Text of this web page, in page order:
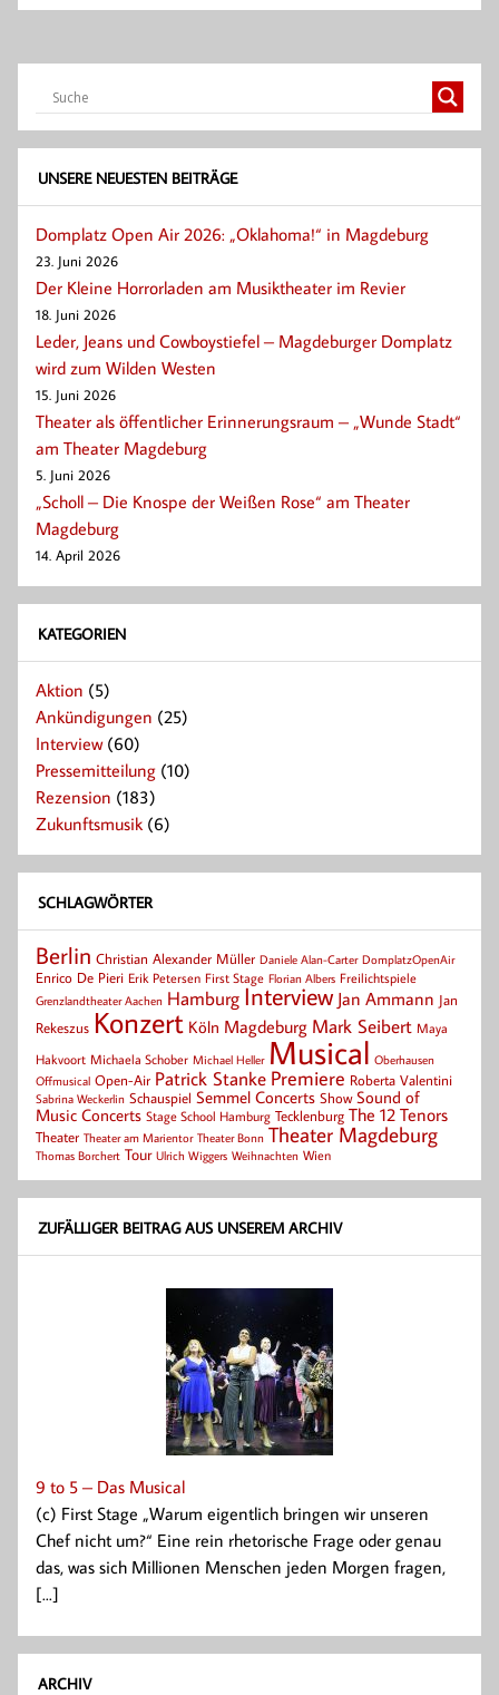
UNSERE NEUESTEN BEITRÄGE
Domplatz Open Air 2026: „Oklahoma!“ in Magdeburg
23. Juni 2026
Der Kleine Horrorladen am Musiktheater im Revier
18. Juni 2026
Leder, Jeans und Cowboystiefel – Magdeburger Domplatz
wird zum Wilden Westen
15. Juni 2026
Theater als öffentlicher Erinnerungsraum – „Wunde Stadt“
am Theater Magdeburg
5. Juni 2026
„Scholl – Die Knospe der Weißen Rose“ am Theater
Magdeburg
14. April 2026
KATEGORIEN
Aktion (5)
Ankündigungen (25)
Interview(60)
Pressemitteilung (10)
Rezension (183)
Zukunftsmusik(6)
SCHLAGWÖRTER
Berlin Christian Alexander Müller Daniele Alan-Carter DomplatzOpenAir
Enrico De Pieri Erik Petersen First Stage Florian Albers Freilichtspiele
Grenzlandtheater Aachen Hamburg Interview Jan Ammann Jan
Rekeszus Konzert Köln Magdeburg Mark Seibert Maya
Hakvoort Michaela Schober Michael Heller Musical Oberhausen
Offmusical Open-Air Patrick Stanke Premiere Roberta Valentini
Sabrina Weckerlin Schauspiel Semmel Concerts Show Sound of
Music Concerts Stage School Hamburg Tecklenburg The 12 Tenors
Theater Theater am Marientor Theater Bonn Theater Magdeburg
Thomas Borchert Tour Ulrich Wiggers Weihnachten Wien
ZUFÄLLIGER BEITRAG AUS UNSEREM ARCHIV
9 to 5 – Das Musical
(c) First Stage „Warum eigentlich bringen wir unseren
Chef nicht um?“ Eine rein rhetorische Frage oder genau
das, was sich Millionen Menschen jeden Morgen fragen,
[...]
ARCHIV